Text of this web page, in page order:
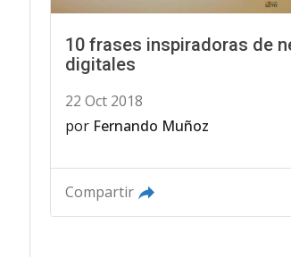
10 frases inspiradoras de
digitales
22 Oct 2018
por Fernando Muñoz
Compartir